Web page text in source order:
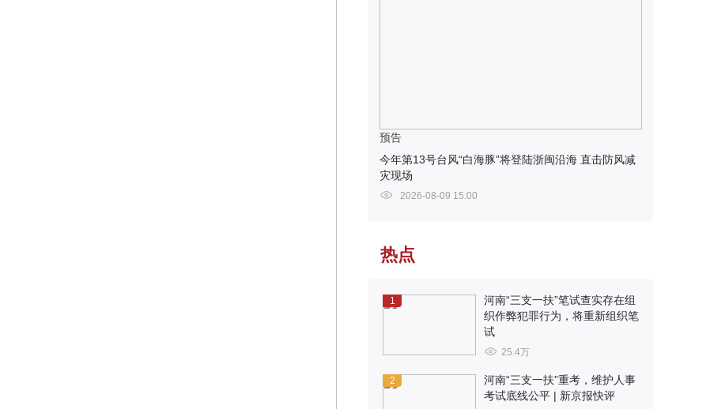
预告
今年第13号台风“白海豚”将登陆浙闽沿海 直击防风减
灾现场
2026-08-09 15:00
热点
1
河南“三支一扶”笔试查实存在组
织作弊犯罪行为，将重新组织笔
试
25.4万
2
河南“三支一扶”重考，维护人事
考试底线公平 | 新京报快评